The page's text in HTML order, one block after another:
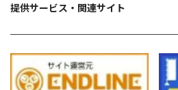
提供サービス・関連サイト